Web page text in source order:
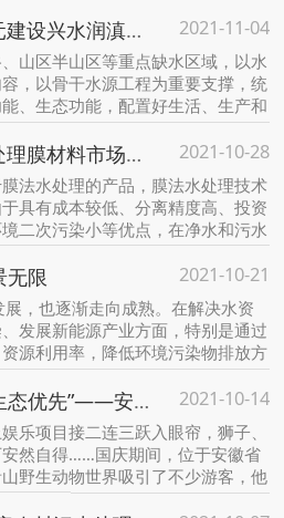
云南：投资9250余亿元建设兴水润滇工程 2021-11-04
山区半山区等重点缺水区域，以水
，以骨干水源工程为重要支撑，统
、生态功能，配置好生活、生产和
2021年全球与中国水处理膜材料市场调研及产业链分析 2021-10-28
法水处理的产品，膜法水处理技术
具有成本较低、分离精度高、投资
二次污染小等优点，在净水和污水
景。
无限 2021-10-21
，也逐渐走向成熟。在解决水资
发展新能源产业方面，特别是通过
源利用率，降低环境污染物排放方
昔日“千疮百孔” 如今“生态优先”——安徽马鞍山废弃矿山“变形记” 2021-10-14
乐项目接二连三跃入眼帘，狮子、
然自得……国庆期间，位于安徽省
野生动物世界吸引了不少游客，他
山野间驻足拍照留影，尽情享受着